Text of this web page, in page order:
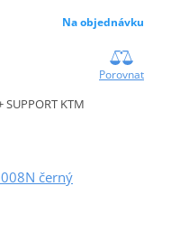
Na objednávku
Porovnat
SUPPORT KTM
černý